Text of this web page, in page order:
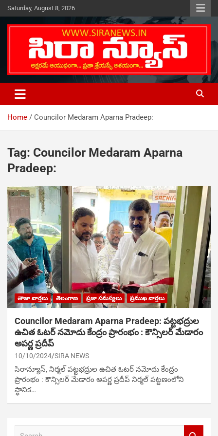
Skip
to
content
Saturday, August 8, 2026
SIRA NEWS
Home Councilor Medaram Aparna Pradeep:
Tag: Councilor Medaram Aparna
Pradeep:
తాజా వార్తలు తెలంగాణ ప్రజా సమస్యలు ప్రముఖ వార్తలు
Councilor Medaram Aparna Pradeep: పట్టభద్రుల
ఉచిత ఓటర్ నమోదు కేంద్రం ప్రారంభం : కౌన్సిలర్ మేడారం
అపర్ణ ప్రదీప్
10/10/2024 SIRA NEWS
సిరాన్యూస్‌, నిర్మల్ పట్టభద్రుల ఉచిత ఓటర్ నమోదు కేంద్రం
ప్రారంభం : కౌన్సిలర్ మేడారం అపర్ణ ప్రదీప్ నిర్మల్ పట్టణంలోని
స్థానిక…